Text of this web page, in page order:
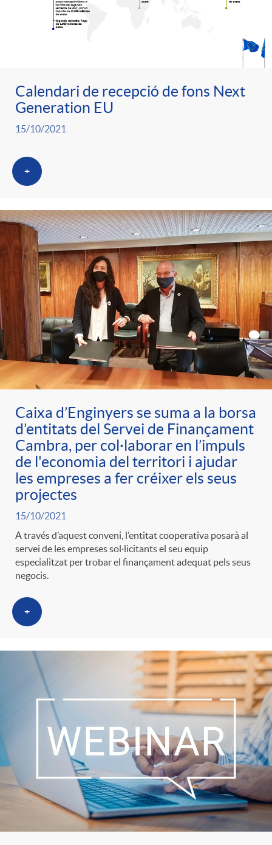
Calendari de recepció de fons Next
Generation EU
15/10/2021
+
Caixa d’Enginyers se suma a la borsa
d’entitats del Servei de Finançament
Cambra, per col·laborar en l’impuls
de l'economia del territori i ajudar
les empreses a fer créixer els seus
projectes
15/10/2021
A través d’aquest conveni, l’entitat cooperativa posarà al
servei de les empreses sol·licitants el seu equip
especialitzat per trobar el finançament adequat pels seus
negocis.
+